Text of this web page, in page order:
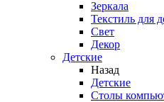
Зеркала
Текстиль для
Свет
Декор
Детские
Назад
Детские
Столы